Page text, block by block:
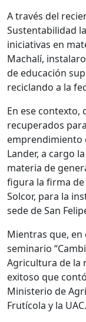
A través del
Sustentabilidad
iniciativas en
Machalí,
de educación
reciclando a la
En ese contexto,
recuperados
emprendimiento
Lander, a cargo
materia de
figura la firma de
Solcor, para la
sede de San
Mientras que, en
seminario
Agricultura de la
exitoso que
Ministerio de
Frutícola y la UAC.